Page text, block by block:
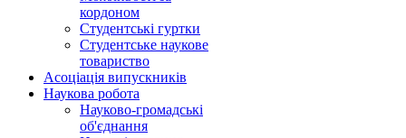
кордоном
Студентські гуртки
Студентське наукове
товариство
Асоціація випускників
Наукова робота
Науково-громадські
об'єднання